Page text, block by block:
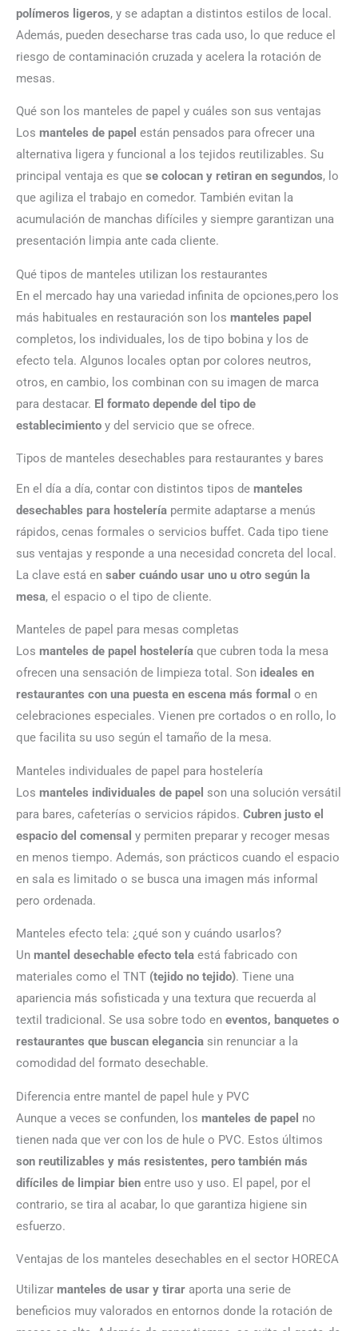
polímeros ligeros, y se adaptan a distintos estilos de local.
Además, pueden desecharse tras cada uso, lo que reduce el
riesgo de contaminación cruzada y acelera la rotación de
mesas.
Qué son los manteles de papel y cuáles son sus ventajas
Los manteles de papel están pensados para ofrecer una
alternativa ligera y funcional a los tejidos reutilizables. Su
principal ventaja es que se colocan y retiran en segundos, lo
que agiliza el trabajo en comedor. También evitan la
acumulación de manchas difíciles y siempre garantizan una
presentación limpia ante cada cliente.
Qué tipos de manteles utilizan los restaurantes
En el mercado hay una variedad infinita de opciones,pero los
más habituales en restauración son los manteles papel
completos, los individuales, los de tipo bobina y los de
efecto tela. Algunos locales optan por colores neutros,
otros, en cambio, los combinan con su imagen de marca
para destacar. El formato depende del tipo de
establecimiento y del servicio que se ofrece.
Tipos de manteles desechables para restaurantes y bares
En el día a día, contar con distintos tipos de manteles
desechables para hostelería permite adaptarse a menús
rápidos, cenas formales o servicios buffet. Cada tipo tiene
sus ventajas y responde a una necesidad concreta del local.
La clave está en saber cuándo usar uno u otro según la
mesa, el espacio o el tipo de cliente.
Manteles de papel para mesas completas
Los manteles de papel hostelería que cubren toda la mesa
ofrecen una sensación de limpieza total. Son ideales en
restaurantes con una puesta en escena más formal o en
celebraciones especiales. Vienen pre cortados o en rollo, lo
que facilita su uso según el tamaño de la mesa.
Manteles individuales de papel para hostelería
Los manteles individuales de papel son una solución versátil
para bares, cafeterías o servicios rápidos. Cubren justo el
espacio del comensal y permiten preparar y recoger mesas
en menos tiempo. Además, son prácticos cuando el espacio
en sala es limitado o se busca una imagen más informal
pero ordenada.
Manteles efecto tela: ¿qué son y cuándo usarlos?
Un mantel desechable efecto tela está fabricado con
materiales como el TNT (tejido no tejido). Tiene una
apariencia más sofisticada y una textura que recuerda al
textil tradicional. Se usa sobre todo en eventos, banquetes o
restaurantes que buscan elegancia sin renunciar a la
comodidad del formato desechable.
Diferencia entre mantel de papel hule y PVC
Aunque a veces se confunden, los manteles de papel no
tienen nada que ver con los de hule o PVC. Estos últimos
son reutilizables y más resistentes, pero también más
difíciles de limpiar bien entre uso y uso. El papel, por el
contrario, se tira al acabar, lo que garantiza higiene sin
esfuerzo.
Ventajas de los manteles desechables en el sector HORECA
Utilizar manteles de usar y tirar aporta una serie de
beneficios muy valorados en entornos donde la rotación de